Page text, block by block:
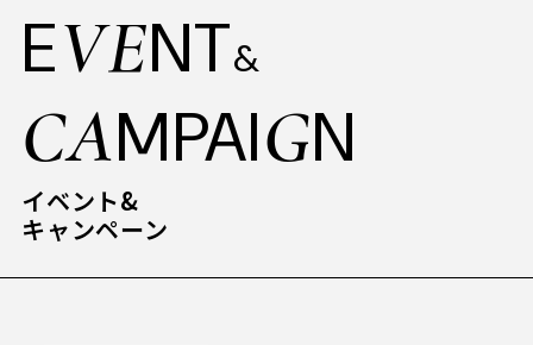
E VE NT & CAMPAI
RE PORT
ABOUT
EVENT&
CAMPAIGN
イベント&
キャンペーン